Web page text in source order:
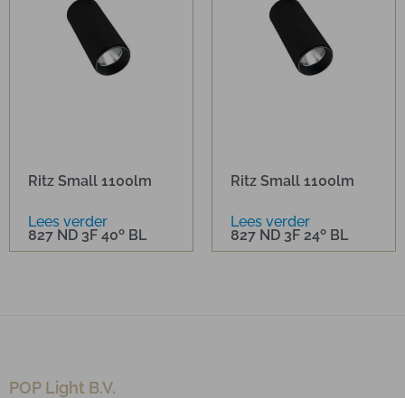
Ritz Small 1100lm
827 ND 3F 40º BL
Lees verder
Ritz Small 1100lm
827 ND 3F 24º BL
Lees verder
POP Light B.V.